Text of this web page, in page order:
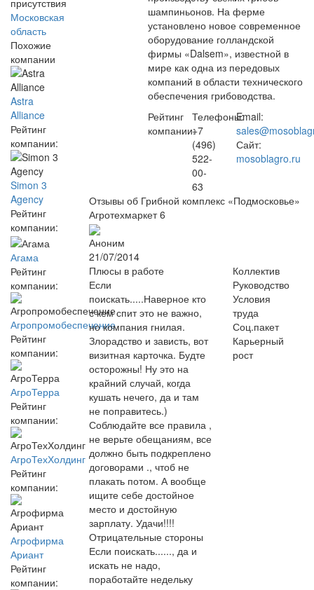
присутствия
Московская
область
Похожие
компании
Astra
Alliance
Рейтинг
компании:
Simon 3
Agency
Рейтинг
компании:
Агама
Рейтинг
компании:
Агропромобеспечение
Рейтинг
компании:
АгроТерра
Рейтинг
компании:
АгроТехХолдинг
Рейтинг
компании:
Агрофирма
Ариант
Рейтинг
компании:
шампиньонов. На ферме
установлено новое современное
оборудование голландской
фирмы «Dalsem», известной в
мире как одна из передовых
компаний в области технического
обеспечения грибоводства.
Рейтинг
компании:
Телефоны:
+7
(496)
522-
00-
63
Email:
Сайт:
mosoblagro.ru
Отзывы об Грибной комплекс «Подмосковье»
Агротехмаркет6
Аноним
21/07/2014
Плюсы в работе
Если
поискать.....Наверное кто
с кем спит это не важно,
но компания гнилая.
Злорадство и зависть, вот
визитная карточка. Будте
осторожны! Ну это на
крайний случай, когда
кушать нечего, да и там
не поправитесь.)
Соблюдайте все правила ,
не верьте обещаниям, все
должно быть подкреплено
договорами ., чтоб не
плакать потом. А вообще
ищите себе достойное
место и достойную
зарплату. Удачи!!!!
Отрицательные стороны
Если поискать......, да и
искать не надо,
поработайте недельку
Коллектив
Руководство
Условия
труда
Соц.пакет
Карьерный
рост